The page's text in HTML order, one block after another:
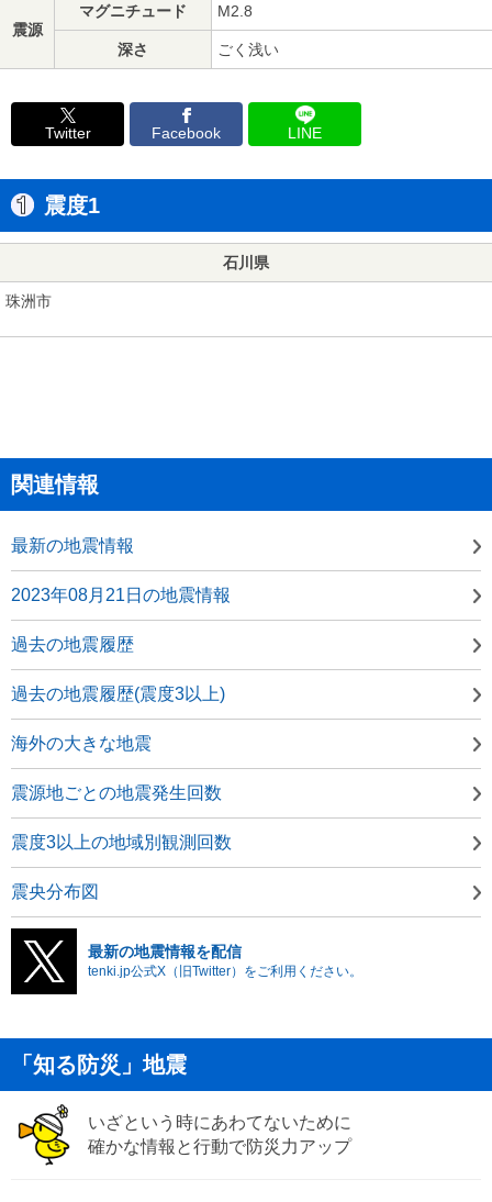
震源
マグニチュード M2.8
深さ ごく浅い
Twitter Facebook LINE
震度1
石川県
珠洲市
関連情報
最新の地震情報
2023年08月21日の地震情報
過去の地震履歴
過去の地震履歴(震度3以上)
海外の大きな地震
震源地ごとの地震発生回数
震度3以上の地域別観測回数
震央分布図
最新の地震情報を配信
tenki.jp公式X（旧Twitter）をご利用ください。
「知る防災」地震
いざという時にあわてないために
確かな情報と行動で防災力アップ